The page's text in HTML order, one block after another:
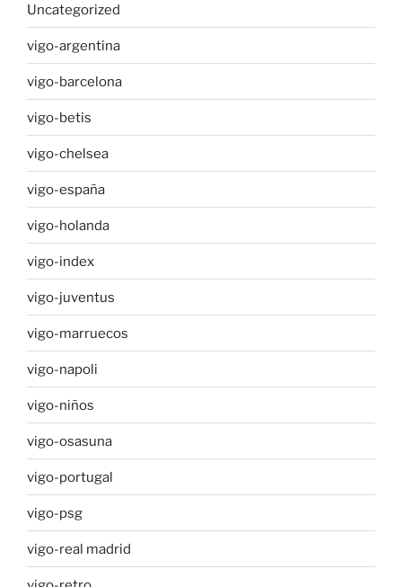
Uncategorized
vigo-argentina
vigo-barcelona
vigo-betis
vigo-chelsea
vigo-españa
vigo-holanda
vigo-index
vigo-juventus
vigo-marruecos
vigo-napoli
vigo-niños
vigo-osasuna
vigo-portugal
vigo-psg
vigo-real madrid